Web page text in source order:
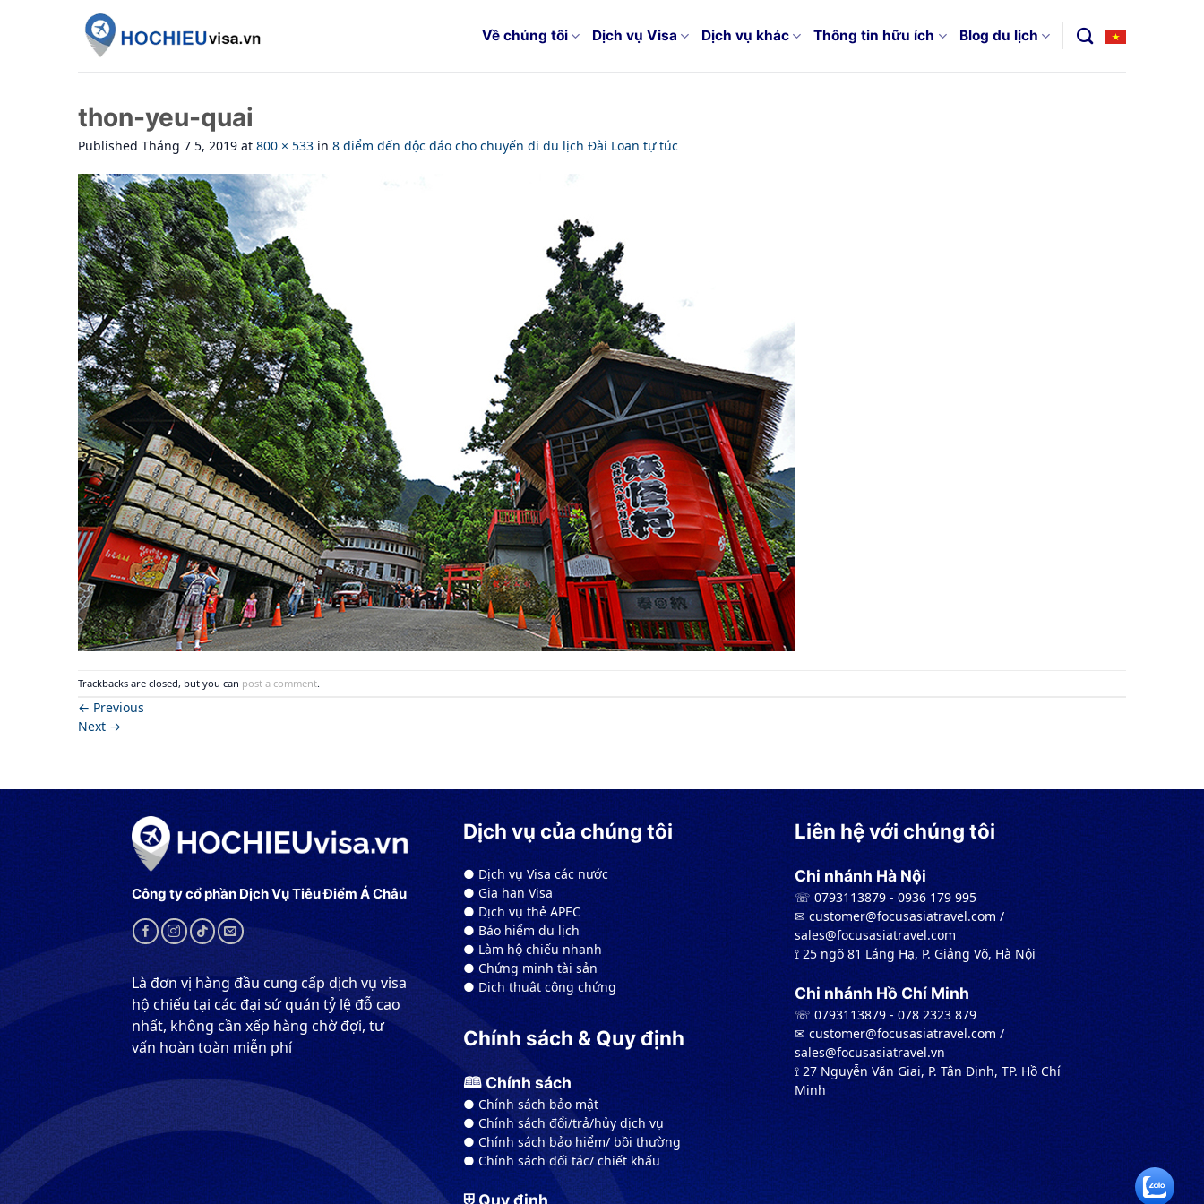
Về chúng tôi Dịch vụ Visa Dịch vụ khác Thông tin hữu ích Blog du lịch
thon-yeu-quai
Published Tháng 7 5, 2019 at 800 × 533 in 8 điểm đến độc đáo cho chuyến đi du lịch Đài Loan tự túc
Trackbacks are closed, but you can post a comment
← Previous
Next →
Công ty cổ phần Dịch Vụ Tiêu Điểm Á Châu
Là đơn vị hàng đầu cung cấp dịch vụ visa
hộ chiếu tại các đại sứ quán tỷ lệ đỗ cao
nhất, không cần xếp hàng chờ đợi, tư
vấn hoàn toàn miễn phí
Dịch vụ của chúng tôi
● Dịch vụ Visa các nước
● Gia hạn Visa
● Dịch vụ thẻ APEC
● Bảo hiểm du lịch
● Làm hộ chiếu nhanh
● Chứng minh tài sản
● Dịch thuật công chứng
Chính sách & Quy định
🕮 Chính sách
● Chính sách bảo mật
● Chính sách đổi/trả/hủy dịch vụ
● Chính sách bảo hiểm/ bồi thường
● Chính sách đối tác/ chiết khấu
Liên hệ với chúng tôi
Chi nhánh Hà Nội
☏ 0793113879 - 0936 179 995
✉︎ customer@focusasiatravel.com /
sales@focusasiatravel.com
⟟ 25 ngõ 81 Láng Hạ, P. Giảng Võ, Hà Nội
Chi nhánh Hồ Chí Minh
☏ 0793113879 - 078 2323 879
✉︎ customer@focusasiatravel.com /
sales@focusasiatravel.vn
⟟ 27 Nguyễn Văn Giai, P. Tân Định, TP. Hồ Chí
Minh